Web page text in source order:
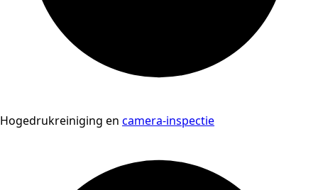
Hogedrukreiniging en camera-inspectie